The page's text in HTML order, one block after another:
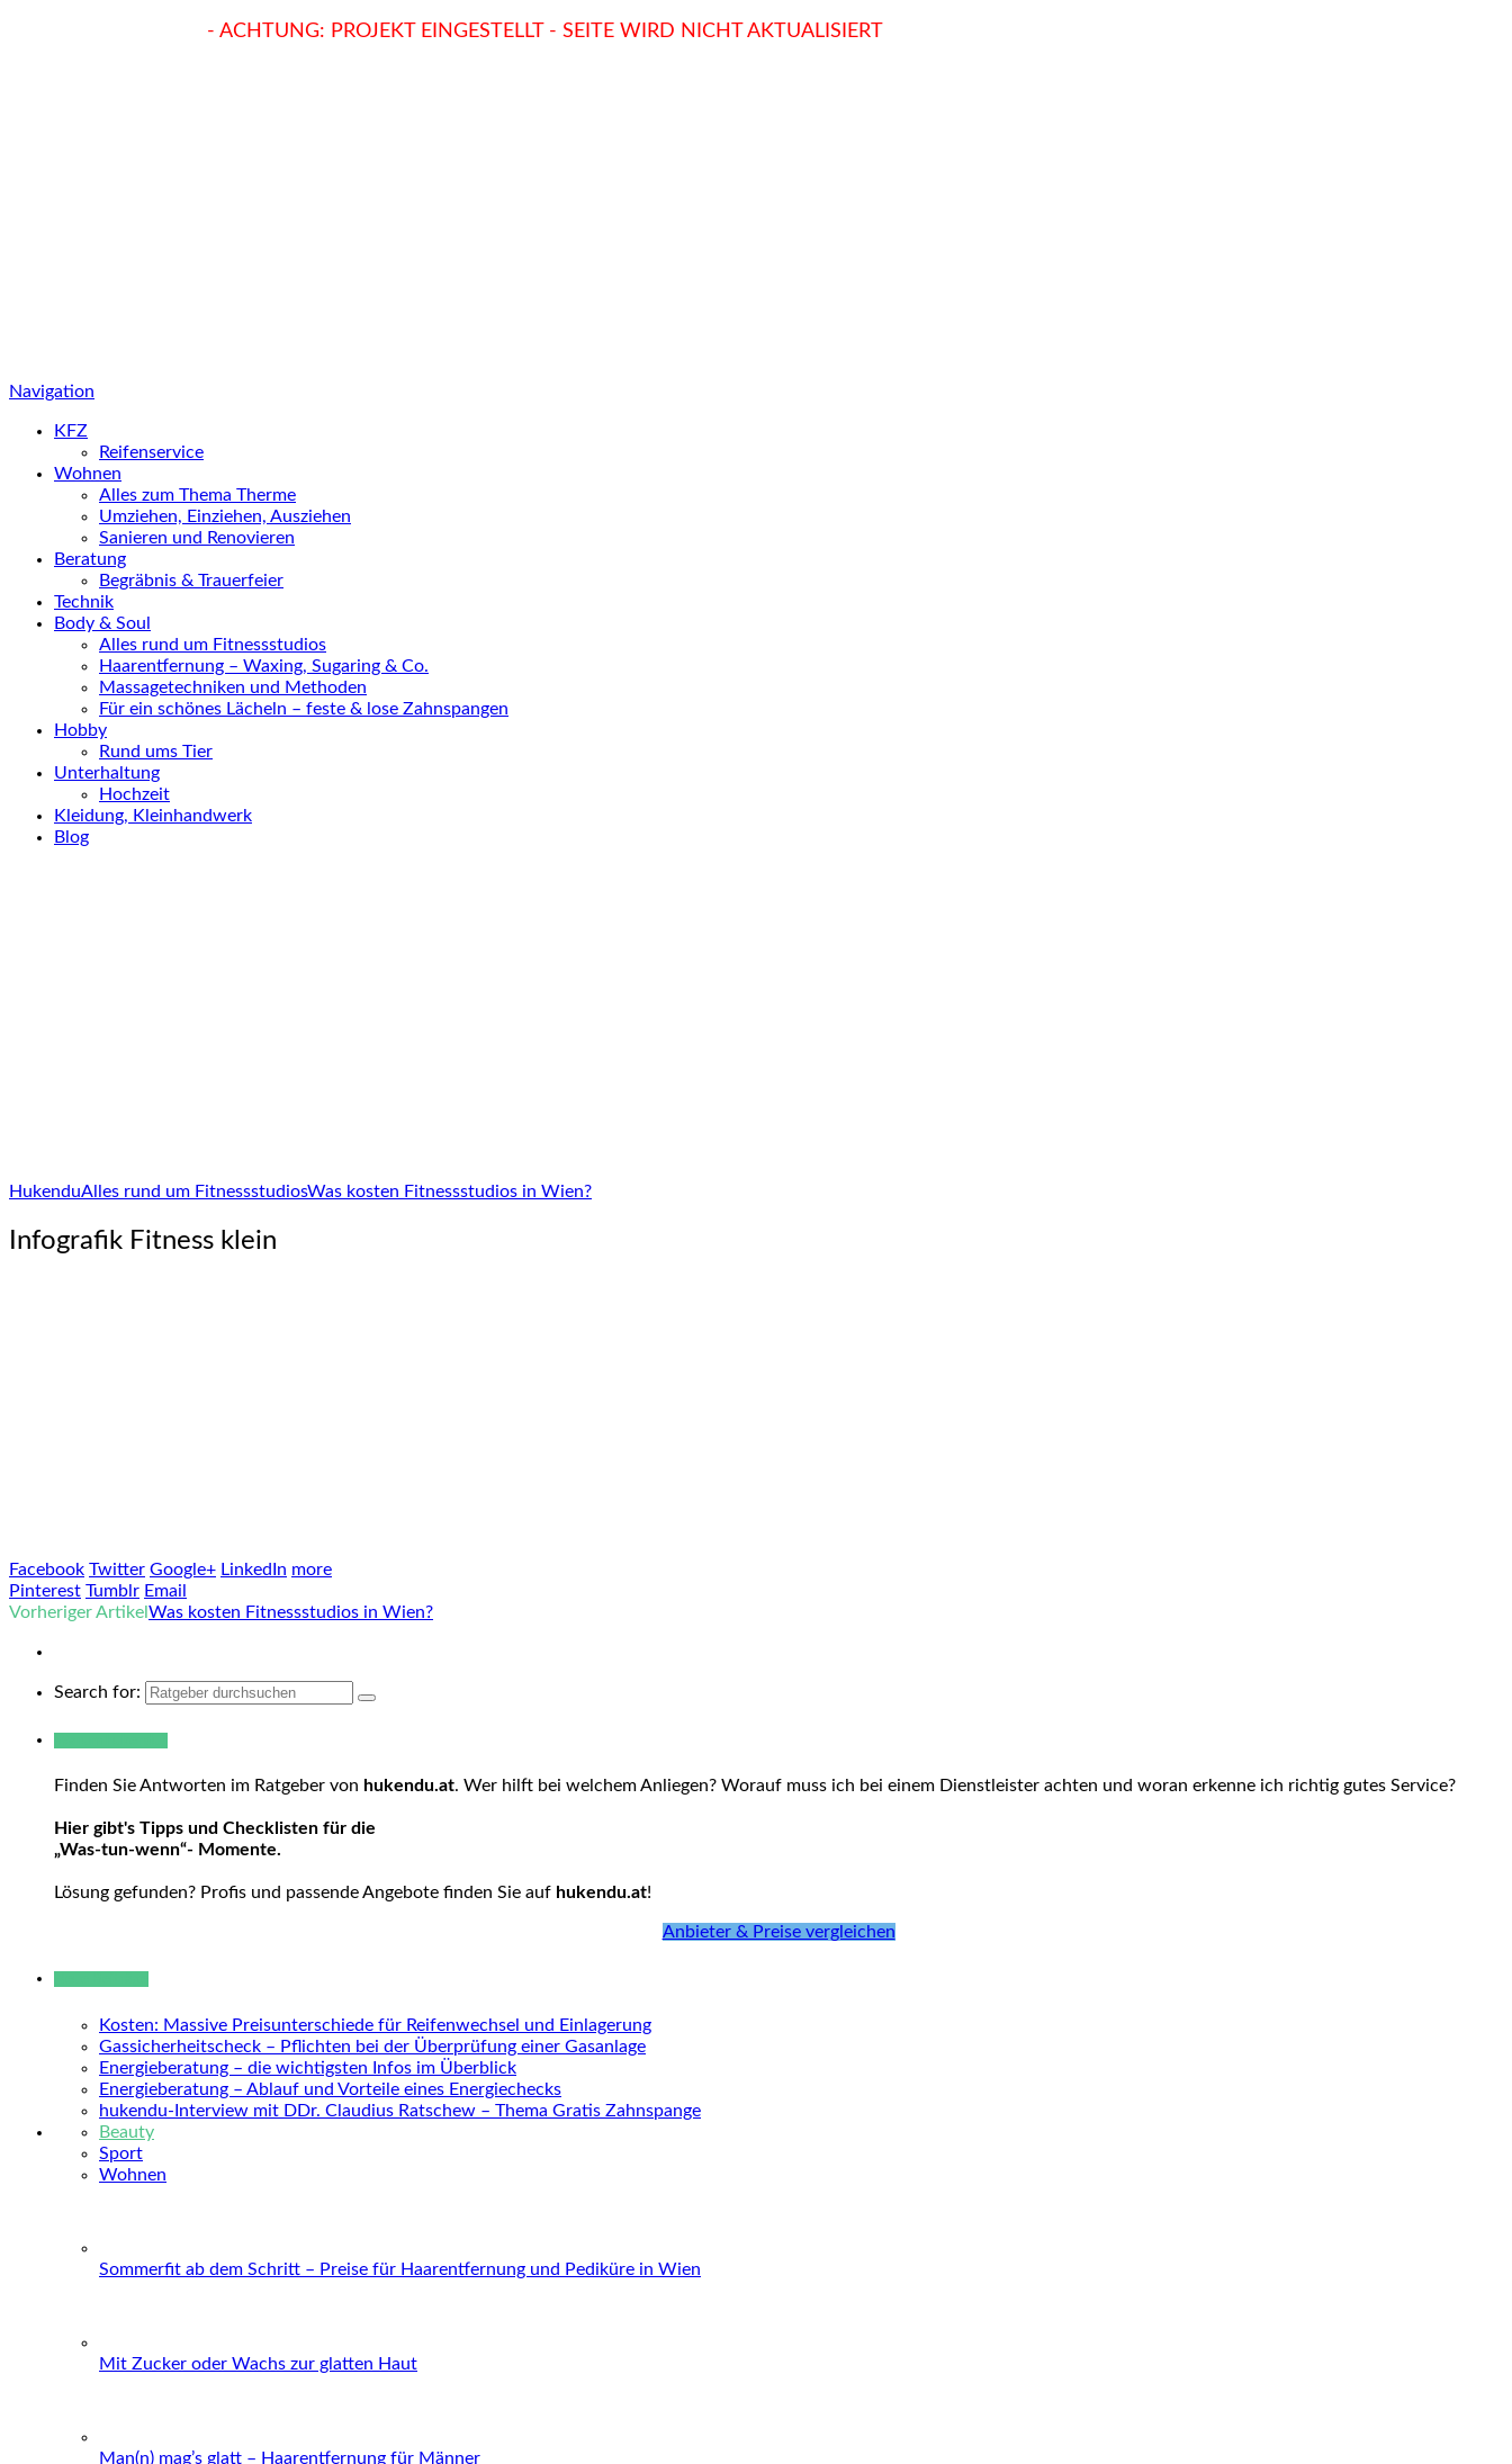
- ACHTUNG: PROJEKT EINGESTELLT - SEITE WIRD NICHT AKTUALISIERT
Navigation
KFZ
Reifenservice
Wohnen
Alles zum Thema Therme
Umziehen, Einziehen, Ausziehen
Sanieren und Renovieren
Beratung
Begräbnis & Trauerfeier
Technik
Body & Soul
Alles rund um Fitnessstudios
Haarentfernung – Waxing, Sugaring & Co.
Massagetechniken und Methoden
Für ein schönes Lächeln – feste & lose Zahnspangen
Hobby
Rund ums Tier
Unterhaltung
Hochzeit
Kleidung, Kleinhandwerk
Blog
HukenduAlles rund um FitnessstudiosWas kosten Fitnessstudios in Wien?
Infografik Fitness klein
Facebook Twitter Google+ LinkedIn more
Pinterest Tumblr Email
Vorheriger Artikel Was kosten Fitnessstudios in Wien?
Search for:
Finden Sie Antworten im Ratgeber von hukendu.at. Wer hilft bei welchem Anliegen? Worauf muss ich bei einem Dienstleister achten und woran erkenne ich richtig gutes Service?
Hier gibt's Tipps und Checklisten für die
„Was-tun-wenn“- Momente.
Lösung gefunden? Profis und passende Angebote finden Sie auf hukendu.at!
Anbieter & Preise vergleichen
Kosten: Massive Preisunterschiede für Reifenwechsel und Einlagerung
Gassicherheitscheck – Pflichten bei der Überprüfung einer Gasanlage
Energieberatung – die wichtigsten Infos im Überblick
Energieberatung – Ablauf und Vorteile eines Energiechecks
hukendu-Interview mit DDr. Claudius Ratschew – Thema Gratis Zahnspange
Beauty
Sport
Wohnen
Sommerfit ab dem Schritt – Preise für Haarentfernung und Pediküre in Wien
Mit Zucker oder Wachs zur glatten Haut
Man(n) mag’s glatt – Haarentfernung für Männer